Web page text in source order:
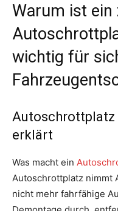
Warum ist
wichtig für
Autoschrottplatz
erklärt
Was macht ein
Autoschrottplatz nimmt
nicht mehr fahrfähige